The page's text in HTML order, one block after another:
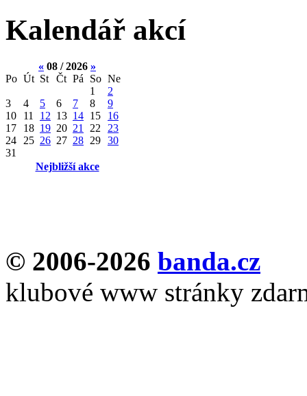
Kalendář akcí
« 08 / 2026 »
Po Út St Čt Pá So Ne
1
2
3
4 5 6 7 8
9
10
11 12 13 14 15
16
17
18 19 20 21 22
23
24
25 26 27 28 29 30
31
Nejbližší akce
© 2006-2026 banda.cz
klubové www stránky